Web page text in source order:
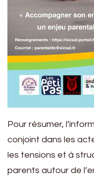
Pour résumer,
conjoint dans les
les tensions et à
parents autour de